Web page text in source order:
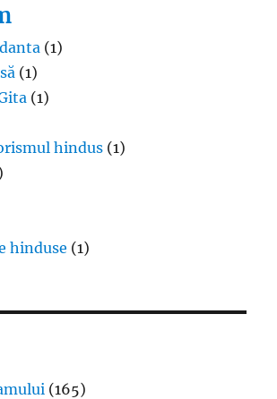
(1)
(1)
(1)
hindus (1)
hinduse (1)
(165)